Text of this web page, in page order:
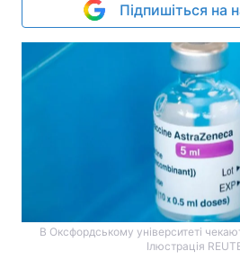
Підпишіться на
В Оксфордському університеті
Ілюстрація